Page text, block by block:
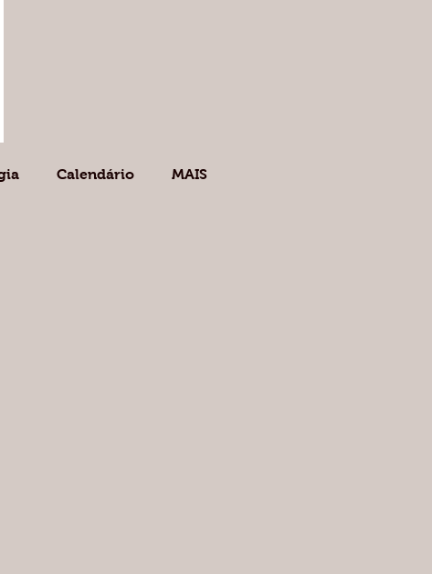
Calendário MAIS